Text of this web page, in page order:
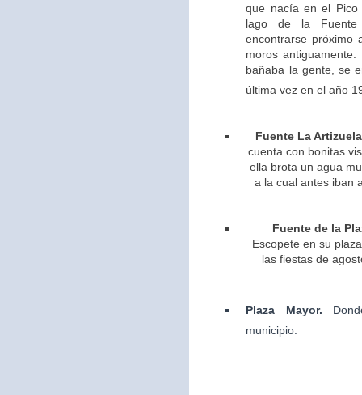
que nacía en el
lago de la
encontrarse próximo
moros
bañaba la gente, se
última vez en el año
Fuente La
cuenta con bonitas
ella brota un agua
a la cual antes iban
Fuente de la
Escopete en su
las fiestas de
Plaza Mayor.
municipio.